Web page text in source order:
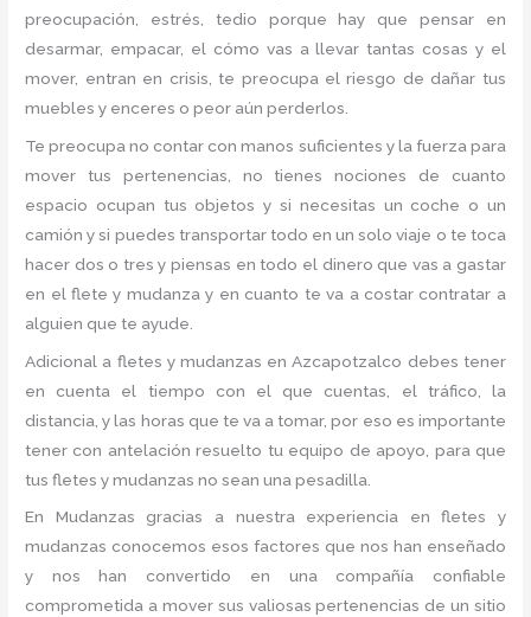
preocupación, estrés, tedio porque hay que pensar en
desarmar, empacar, el cómo vas a llevar tantas cosas y el
mover, entran en crisis, te preocupa el riesgo de dañar tus
muebles y enceres o peor aún perderlos.
Te preocupa no contar con manos suficientes y la fuerza para
mover tus pertenencias, no tienes nociones de cuanto
espacio ocupan tus objetos y si necesitas un coche o un
camión y si puedes transportar todo en un solo viaje o te toca
hacer dos o tres y piensas en todo el dinero que vas a gastar
en el flete y mudanza y en cuanto te va a costar contratar a
alguien que te ayude.
Adicional a fletes y mudanzas en Azcapotzalco debes tener
en cuenta el tiempo con el que cuentas, el tráfico, la
distancia, y las horas que te va a tomar, por eso es importante
tener con antelación resuelto tu equipo de apoyo, para que
tus fletes y mudanzas no sean una pesadilla.
En Mudanzas gracias a nuestra experiencia en fletes y
mudanzas conocemos esos factores que nos han enseñado
y nos han convertido en una compañía confiable
comprometida a mover sus valiosas pertenencias de un sitio